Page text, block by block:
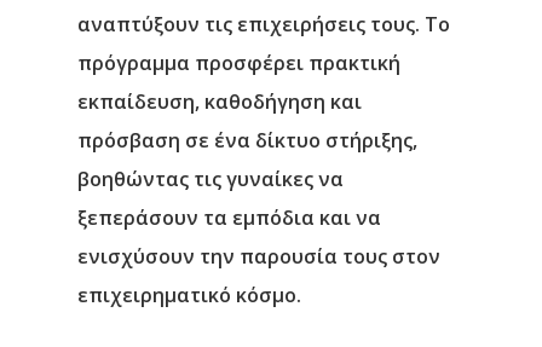
αναπτύξουν τις επιχειρήσεις τους. Το
πρόγραμμα προσφέρει πρακτική
εκπαίδευση, καθοδήγηση και
πρόσβαση σε ένα δίκτυο στήριξης,
βοηθώντας τις γυναίκες να
ξεπεράσουν τα εμπόδια και να
ενισχύσουν την παρουσία τους στον
επιχειρηματικό κόσμο.